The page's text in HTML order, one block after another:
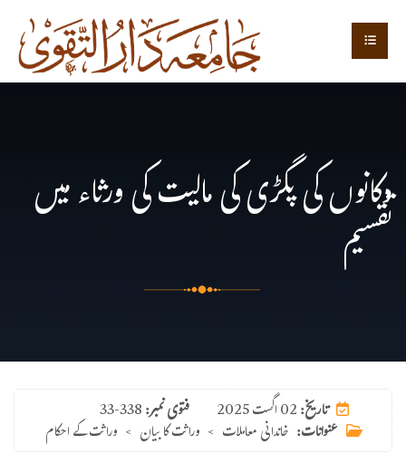
دکانوں کی پگڑی کی مالیت کی ورثاء میں
تقسیم
فتوی نمبر:33-338 تاریخ:02 اگست 2025
عنوانات: خاندانی معاملات > وراثت کا بیان > وراثت کے احکام